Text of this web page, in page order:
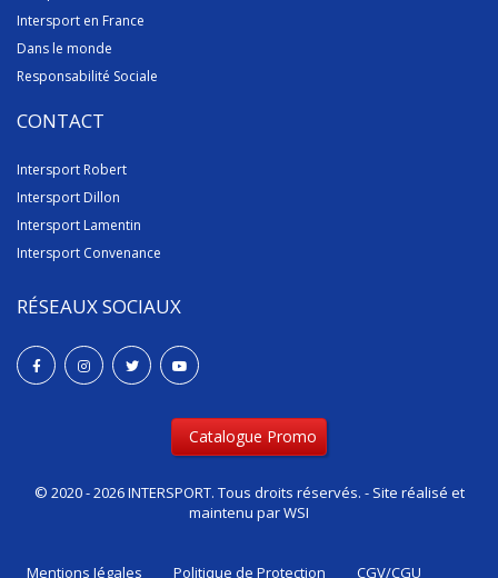
Intersport en France
Dans le monde
Responsabilité Sociale
CONTACT
Intersport Robert
Intersport Dillon
Intersport Lamentin
Intersport Convenance
RÉSEAUX SOCIAUX
Catalogue Promo
© 2020 - 2026 INTERSPORT. Tous droits réservés. - Site réalisé et
maintenu parWSI
Mentions Iégales Politique de Protection CGV/CGU